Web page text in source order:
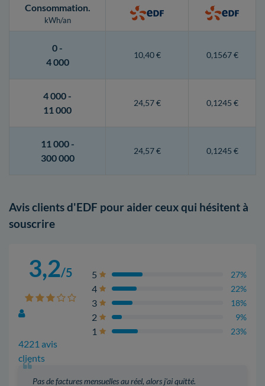
Consommation.
kWh/an
0 -
4 000
10,40 € 0,1567 €
4 000 -
11 000
24,57 € 0,1245 €
11 000 -
300 000
24,57 € 0,1245 €
Avis clients d'EDF pour aider ceux qui hésitent à
souscrire
3,2/5
4221 avis
clients
5 27%
4 22%
3 18%
2 9%
1 23%
Pas de factures mensuelles au réel, alors j'ai quitté.